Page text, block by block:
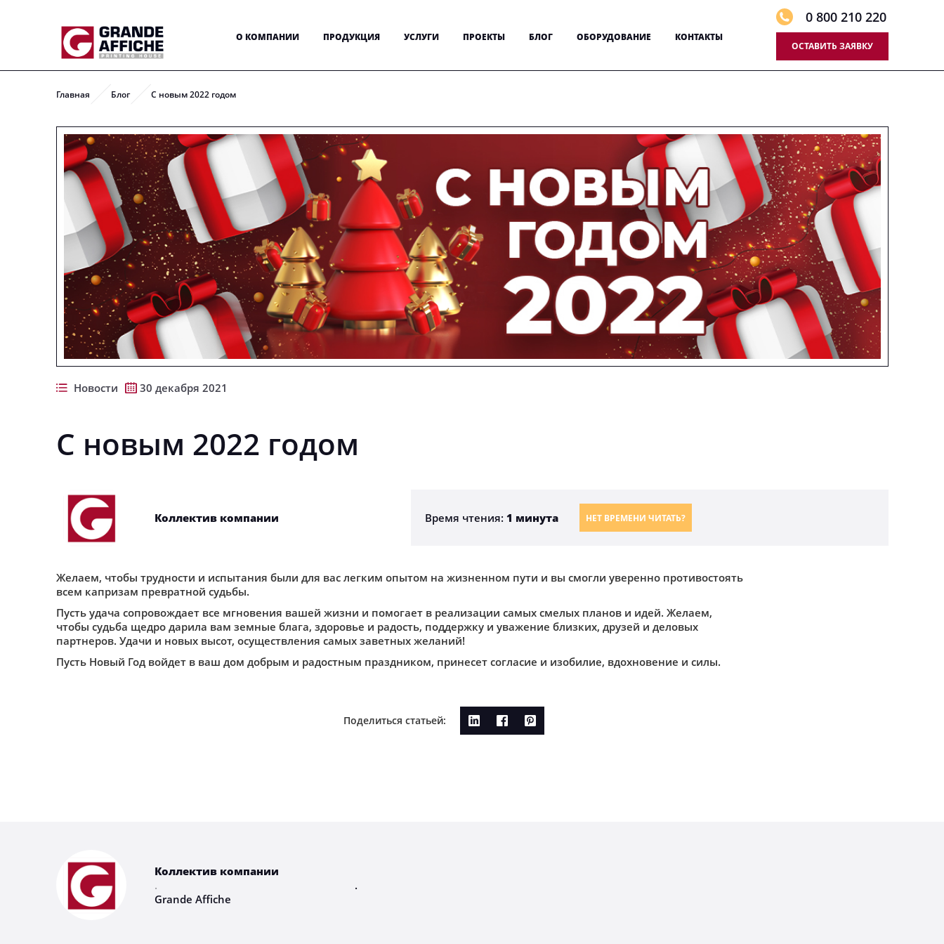
О КОМПАНИИ ПРОДУКЦИЯ УСЛУГИ ПРОЕКТЫ БЛОГ ОБОРУДОВАНИЕ КОНТАКТЫ
0 800 210 220
ОСТАВИТЬ ЗАЯВКУ
Главная Блог С новым 2022 годом
Новости 30 декабря 2021
С новым 2022 годом
Коллектив компании Время чтения: 1 минута НЕТ ВРЕМЕНИ ЧИТАТЬ?
Желаем, чтобы трудности и испытания были для вас легким опытом на жизненном пути и вы смогли уверенно противостоять
всем капризам превратной судьбы.
Пусть удача сопровождает все мгновения вашей жизни и помогает в реализации самых смелых планов и идей. Желаем,
чтобы судьба щедро дарила вам земные блага, здоровье и радость, поддержку и уважение близких, друзей и деловых
партнеров. Удачи и новых высот, осуществления самых заветных желаний!
Пусть Новый Год войдет в ваш дом добрым и радостным праздником, принесет согласие и изобилие, вдохновение и силы.
Поделиться статьей:
Коллектив компании
.
Grande Affiche
.